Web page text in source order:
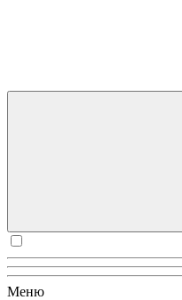
Меню